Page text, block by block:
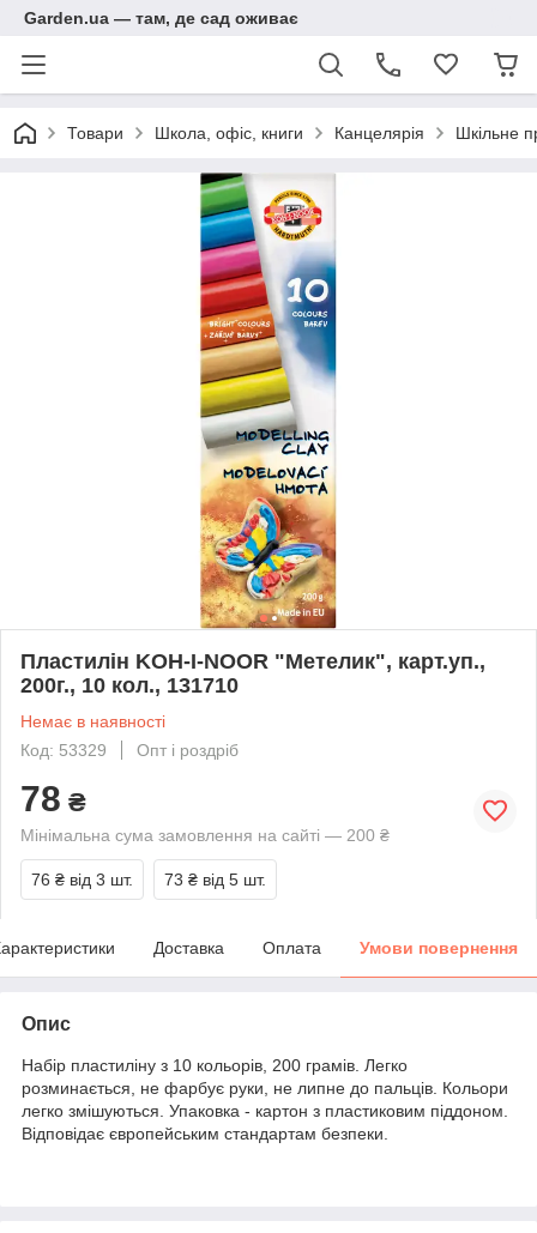
Garden.ua — там, де сад оживає
Товари Школа, офіс, книги Канцелярія Шкільне
Пластилін KOH-I-NOOR "Метелик", карт.уп.,
200г., 10 кол., 131710
Немає в наявності
Код: 53329
Опт і роздріб
78 ₴
Мінімальна сума замовлення на сайті — 200 ₴
76 ₴ від 3 шт. 73 ₴ від 5 шт.
Доставка Оплата Умови повернення
Опис
Набір пластиліну з 10 кольорів, 200 грамів. Легко
розминається, не фарбує руки, не липне до пальців. Кольори
легко змішуються. Упаковка - картон з пластиковим піддоном.
Відповідає європейським стандартам безпеки.